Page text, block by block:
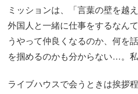
ミッションは、「言葉の壁を越
外国人と一緒に仕事をするなん
うやって仲良くなるのか、何を
を掴めるのかも分からない…。私
ライブハウスで会うときは挨拶